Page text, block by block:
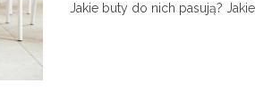
Jakie buty do nich pasują?